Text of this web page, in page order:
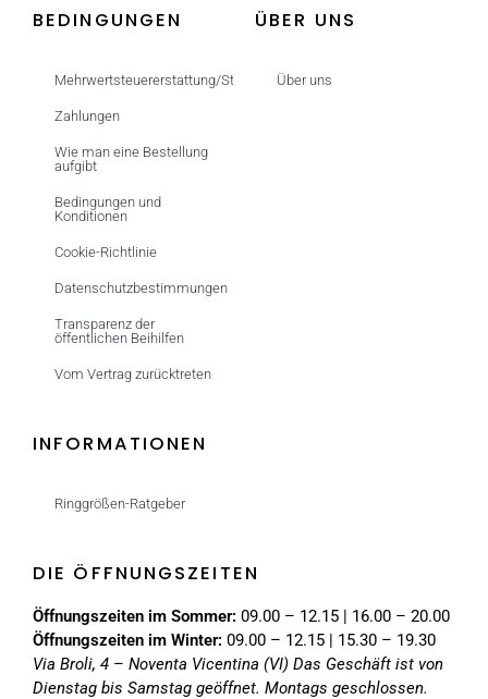
BEDINGUNGEN
Mehrwertsteuererstattung/Steuerfrei
Zahlungen
Wie man eine Bestellung
aufgibt
Bedingungen und
Konditionen
Cookie-Richtlinie
Datenschutzbestimmungen
Transparenz der
öffentlichen Beihilfen
Vom Vertrag zurücktreten
ÜBER UNS
Über uns
INFORMATIONEN
Ringgrößen-Ratgeber
DIE ÖFFNUNGSZEITEN
Öffnungszeiten im Sommer: 09.00 – 12.15 | 16.00 – 20.00
Öffnungszeiten im Winter: 09.00 – 12.15 | 15.30 – 19.30
Via Broli, 4 – Noventa Vicentina (VI) Das Geschäft ist von
Dienstag bis Samstag geöffnet. Montags geschlossen.